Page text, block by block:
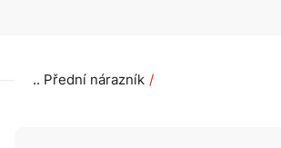
Přední nárazník